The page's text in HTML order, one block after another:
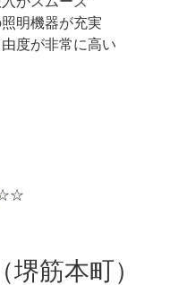
明機器が充実
度が非常に高い
筋本町）